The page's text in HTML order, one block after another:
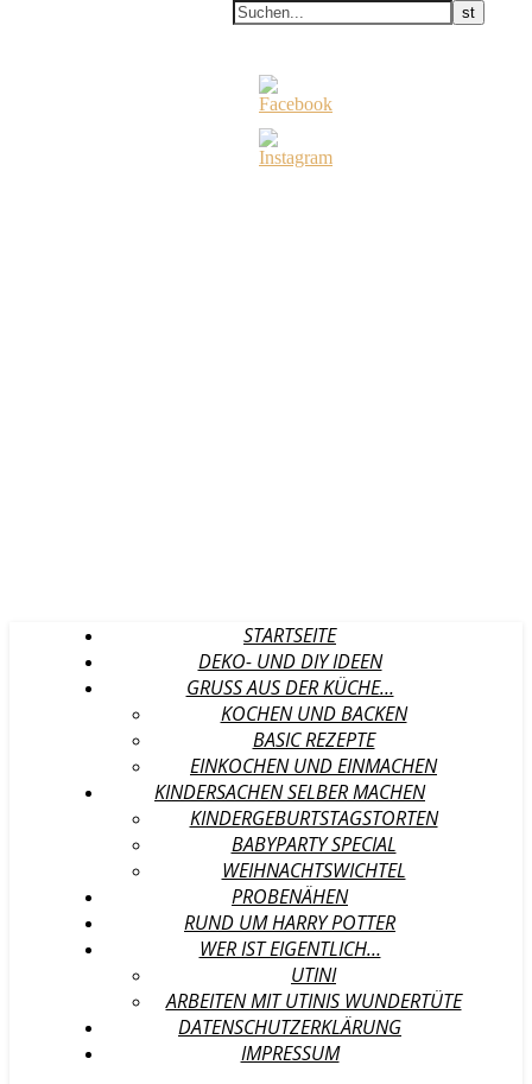
STARTSEITE
DEKO- UND DIY IDEEN
GRUSS AUS DER KÜCHE…
KOCHEN UND BACKEN
BASIC REZEPTE
EINKOCHEN UND EINMACHEN
KINDERSACHEN SELBER MACHEN
KINDERGEBURTSTAGSTORTEN
BABYPARTY SPECIAL
WEIHNACHTSWICHTEL
PROBENÄHEN
RUND UM HARRY POTTER
WER IST EIGENTLICH…
UTINI
ARBEITEN MIT UTINIS WUNDERTÜTE
DATENSCHUTZERKLÄRUNG
IMPRESSUM